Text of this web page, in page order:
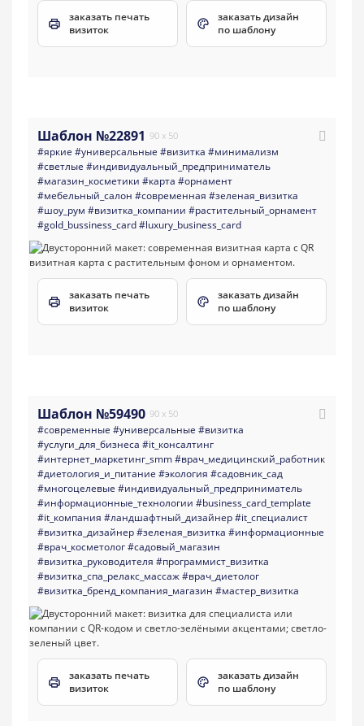
заказать печать
визиток
заказать дизайн
по шаблону
Шаблон №22891 90 x 50
#яркие #универсальные #визитка #минимализм
#светлые #индивидуальный_предприниматель
#магазин_косметики #карта #орнамент
#мебельный_салон #современная #зеленая_визитка
#шоу_рум #визитка_компании #растительный_орнамент
#gold_bussiness_card#luxury_business_card
заказать печать
визиток
заказать дизайн
по шаблону
Шаблон №59490 90 x 50
#современные #универсальные #визитка
#услуги_для_бизнеса #it_консалтинг
#интернет_маркетинг_smm#врач_медицинский_работник
#диетология_и_питание #экология #садовник_сад
#многоцелевые #индивидуальный_предприниматель
#информационные_технологии #business_card_template
#it_компания #ландшафтный_дизайнер#it_специалист
#визитка_дизайнер#зеленая_визитка #информационные
#врач_косметолог#садовый_магазин
#визитка_руководителя #программист_визитка
#визитка_спа_релакс_массаж#врач_диетолог
#визитка_бренд_компания_магазин #мастер_визитка
заказать печать
визиток
заказать дизайн
по шаблону